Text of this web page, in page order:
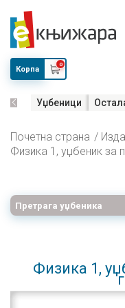
Корпа
0
Уџбеници
Почетна страна
Претрага уџбеника
Физика 1,